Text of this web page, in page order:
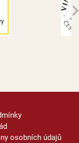
osobních údajů